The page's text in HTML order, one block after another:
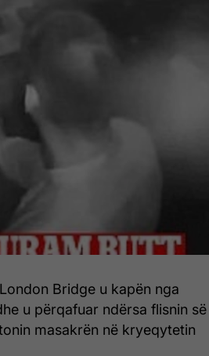
Bridge u kapën nga
u përqafuar ndërsa flisnin së
masakrën në kryeqytetin